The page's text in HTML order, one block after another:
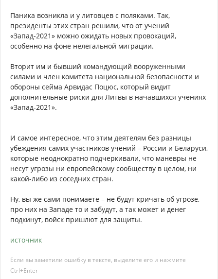
Паника возникла и у литовцев с поляками. Так,
президенты этих стран решили, что от учений
«Запад-2021» можно ожидать новых провокаций,
особенно на фоне нелегальной миграции.
Вторит им и бывший командующий вооруженными
силами и член комитета национальной безопасности и
обороны сейма Арвидас Поцюс, который видит
дополнительные риски для Литвы в начавшихся учениях
«Запад-2021».
И самое интересное, что этим деятелям без разницы
убеждения самих участников учений – России и Беларуси,
которые неоднократно подчеркивали, что маневры не
несут угрозы ни европейскому сообществу в целом, ни
какой-либо из соседних стран.
Ну, вы же сами понимаете – не будут кричать об угрозе,
про них на Западе то и забудут, а так может и денег
подкинут, войск пришлют для защиты.
источник
Если вы заметили ошибку в тексте, выделите его и нажмите
Ctrl+Enter